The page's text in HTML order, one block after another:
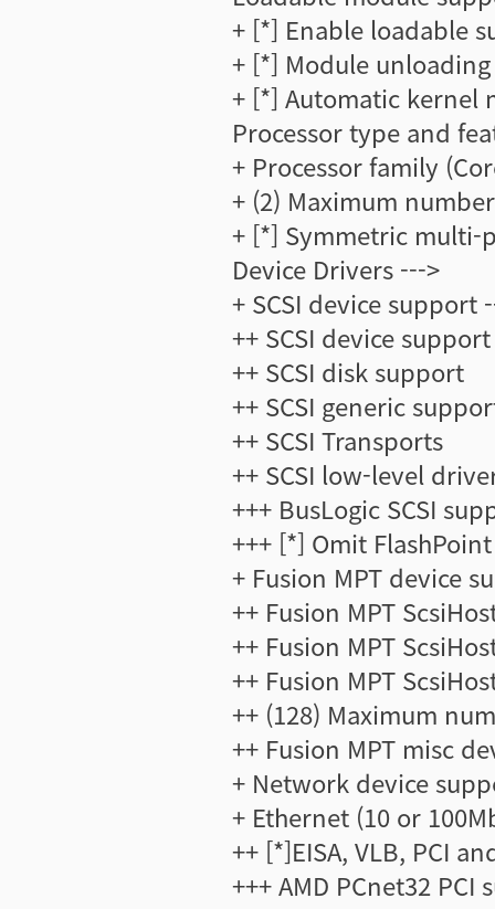
+ [*] Enable loadable
+ [*] Module unloading
+ [*] Automatic kernel
Processor type and
+ Processor family
+ (2) Maximum
+ [*] Symmetric multi-
Device Drivers --->
+ SCSI device support
++ SCSI device support
++ SCSI disk support
++ SCSI generic
++ SCSI Transports
++ SCSI low-level
+++ BusLogic SCSI
+++ [*] Omit
+ Fusion MPT device
++ Fusion MPT
++ Fusion MPT
++ Fusion MPT
++ (128) Maximum
++ Fusion MPT misc
+ Network device
+ Ethernet (10 or
++ [*]EISA, VLB, PCI
+++ AMD PCnet32 PCI